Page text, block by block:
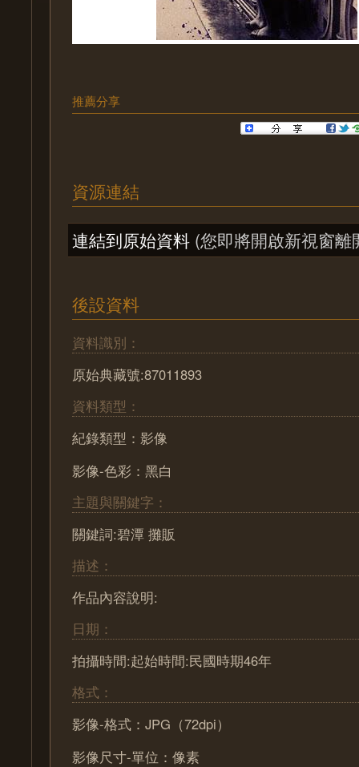
推薦分享
資源連結
連結到原始資料 (您即將開啟新視窗離
後設資料
資料識別：
原始典藏號:87011893
資料類型：
紀錄類型：影像
影像-色彩：黑白
主題與關鍵字：
關鍵詞:碧潭 攤販
描述：
作品內容說明:
日期：
拍攝時間:起始時間:民國時期46年
格式：
影像-格式：JPG（72dpi）
影像尺寸-單位：像素